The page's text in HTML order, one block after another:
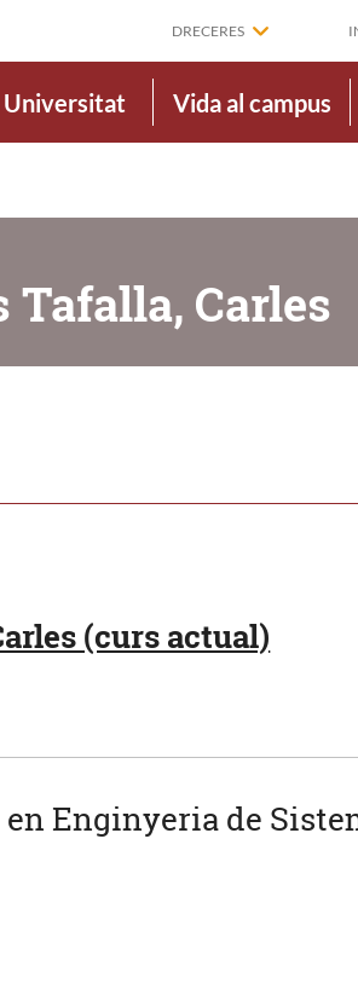
DRECERES
Universitat Vida al campus
Carles
(curs actual)
Enginyeria de